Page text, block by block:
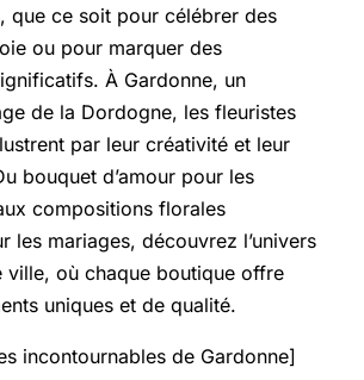
que ce soit pour célébrer des
ou pour marquer des
À Gardonne, un
de la Dordogne, les fleuristes
par leur créativité et leur
bouquet d’amour pour les
compositions florales
les mariages, découvrez l’univers
ville, où chaque boutique offre
uniques et de qualité.
incontournables de Gardonne]